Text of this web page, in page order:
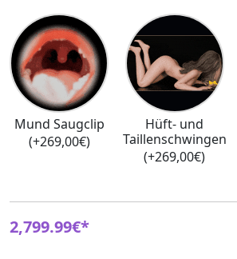
Mund Saugclip
(+269,00€)
Hüft- und
Taillenschwingen
(+269,00€)
2,799.99€*